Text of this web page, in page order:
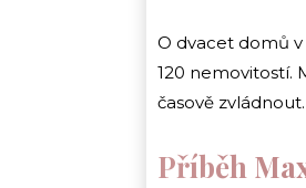
O dvacet domů v
120 nemovitostí.
časově zvládnout.
Příběh